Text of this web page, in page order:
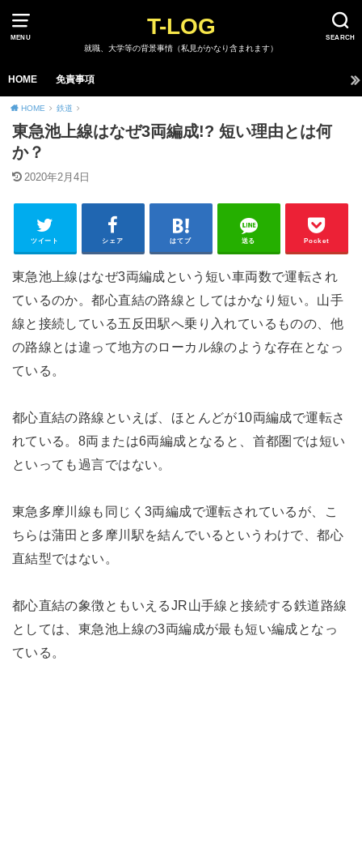
MENU SEARCH
T-LOG
就職、大学等の背景事情（私見がかなり含まれます）
HOME 免責事項
HOME 鉄道
東急池上線はなぜ3両編成!? 短い理由とは何
か？
2020年2月4日
ツイート シェア はてブ 送る Pocket
東急池上線はなぜ3両編成という短い車両数で運転され
ているのか。都心直結の路線としてはかなり短い。山手
線と接続している五反田駅へ乗り入れているものの、他
の路線とは違って地方のローカル線のような存在となっ
ている。
都心直結の路線といえば、ほとんどが10両編成で運転さ
れている。8両または6両編成となると、首都圏では短い
といっても過言ではない。
東急多摩川線も同じく3両編成で運転されているが、こ
ちらは蒲田と多摩川駅を結んでいるというわけで、都心
直結型ではない。
都心直結の象徴ともいえるJR山手線と接続する鉄道路線
としては、東急池上線の3両編成が最も短い編成となっ
ている。